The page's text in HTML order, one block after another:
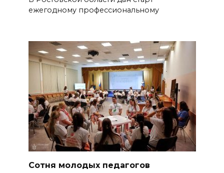
ежегодному профессиональному
Сотня молодых педагогов